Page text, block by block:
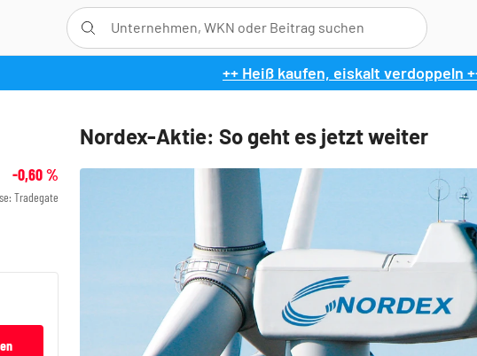
++ Heiß kaufen, eiskalt verdoppeln
Nordex-Aktie: So geht es jetzt weiter
-0,60%
Tradegate